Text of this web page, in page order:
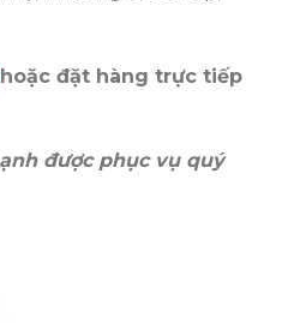
hoặc đặt hàng trực tiếp
được phục vụ quý